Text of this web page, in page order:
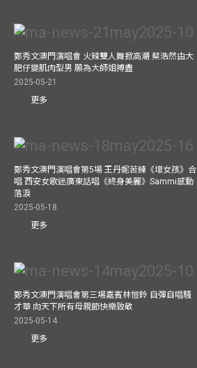
鄭秀文澳門演唱會 火辣雙人舞掀高潮 蔡浩然由大
肥仔變肌肉型男 願為大師姐搏盡
2025-05-21
更多
鄭秀文澳門演唱會第5場 王丹妮苦練《壞女孩》合
唱 西安女歌迷廣東話唱《終身美麗》Sammi感動
落淚
2025-05-18
更多
鄭秀文澳門演唱會第三場嘉賓林愷鈴 自彈自唱騷
才華 向天下所有母親節快樂致敬
2025-05-14
更多